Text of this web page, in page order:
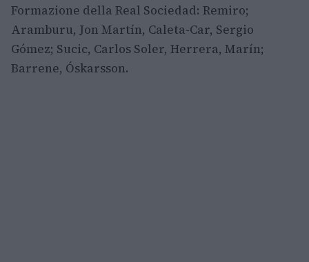
Formazione della Real Sociedad: Remiro;
Aramburu, Jon Martín, Caleta-Car, Sergio
Gómez; Sucic, Carlos Soler, Herrera, Marín;
Barrene, Óskarsson.